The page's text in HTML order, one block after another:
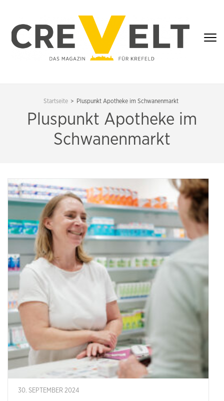
springen
(Enter
KREFELD
Startseite > Pluspunkt Apotheke im Schwanenmarkt
Pluspunkt Apotheke im
Schwanenmarkt
30. SEPTEMBER 2024